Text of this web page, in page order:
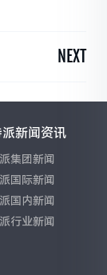
NEXT
派新闻资讯
集团新闻
国际新闻
国内新闻
行业新闻